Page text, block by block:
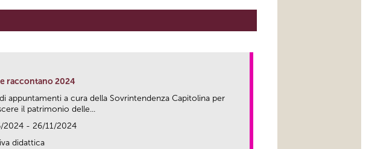
raccontano 2024
appuntamenti a cura della Sovrintendenza Capitolina per
il patrimonio delle...
2024 - 26/11/2024
didattica